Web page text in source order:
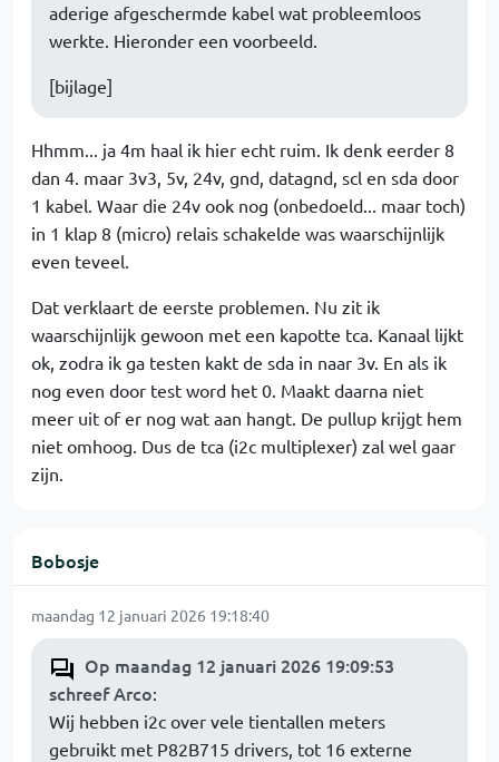
aderige afgeschermde kabel wat probleemloos
werkte. Hieronder een voorbeeld.
[bijlage]
Hhmm... ja 4m haal ik hier echt ruim. Ik denk eerder 8
dan 4. maar 3v3, 5v, 24v, gnd, datagnd, scl en sda door
1 kabel. Waar die 24v ook nog (onbedoeld... maar toch)
in 1 klap 8 (micro) relais schakelde was waarschijnlijk
even teveel.
Dat verklaart de eerste problemen. Nu zit ik
waarschijnlijk gewoon met een kapotte tca. Kanaal lijkt
ok, zodra ik ga testen kakt de sda in naar 3v. En als ik
nog even door test word het 0. Maakt daarna niet
meer uit of er nog wat aan hangt. De pullup krijgt hem
niet omhoog. Dus de tca (i2c multiplexer) zal wel gaar
zijn.
Bobosje
maandag 12 januari 2026 19:18:40
Op maandag 12 januari 2026 19:09:53
schreef Arco:
Wij hebben i2c over vele tientallen meters
gebruikt met P82B715 drivers, tot 16 externe